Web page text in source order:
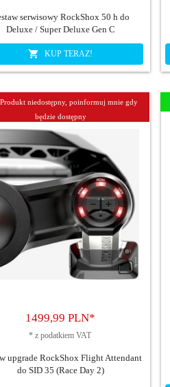
serwisowy RockShox 50 h do
Deluxe / Super Deluxe Gen C
KUP TERAZ!
Produkt niedostępny, poinformuj mnie gdy
będzie dostępny
1499,99 PLN*
*z podatkiem VAT
upgrade RockShox Flight Attendant
do SID 35 (Race Day 2)